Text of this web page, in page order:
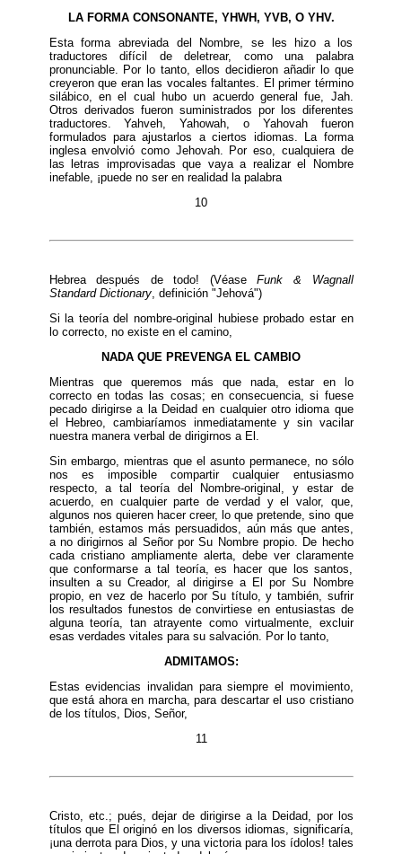
LA FORMA CONSONANTE, YHWH, YVB, O YHV.
Esta forma abreviada del Nombre, se les hizo a los
traductores difícil de deletrear, como una palabra
pronunciable. Por lo tanto, ellos decidieron añadir lo que
creyeron que eran las vocales faltantes. El primer término
silábico, en el cual hubo un acuerdo general fue, Jah.
Otros derivados fueron suministrados por los diferentes
traductores. Yahveh, Yahowah, o Yahovah fueron
formulados para ajustarlos a ciertos idiomas. La forma
inglesa envolvió como Jehovah. Por eso, cualquiera de
las letras improvisadas que vaya a realizar el Nombre
inefable, ¡puede no ser en realidad la palabra
10
Hebrea después de todo! (VéaseFunk & Wagnall
Standard Dictionary, definición "Jehová")
Si la teoría del nombre-original hubiese probado estar en
lo correcto, no existe en el camino,
NADA QUE PREVENGA EL CAMBIO
Mientras que queremos más que nada, estar en lo
correcto en todas las cosas; en consecuencia, si fuese
pecado dirigirse a la Deidad en cualquier otro idioma que
el Hebreo, cambiaríamos inmediatamente y sin vacilar
nuestra manera verbal de dirigirnos a El.
Sin embargo, mientras que el asunto permanece, no sólo
nos es imposible compartir cualquier entusiasmo
respecto, a tal teoría del Nombre-original, y estar de
acuerdo, en cualquier parte de verdad y el valor, que,
algunos nos quieren hacer creer, lo que pretende, sino que
también, estamos más persuadidos, aún más que antes,
a no dirigirnos al Señor por Su Nombre propio. De hecho
cada cristiano ampliamente alerta, debe ver claramente
que conformarse a tal teoría, es hacer que los santos,
insulten a su Creador, al dirigirse a El por Su Nombre
propio, en vez de hacerlo por Su título, y también, sufrir
los resultados funestos de convirtiese en entusiastas de
alguna teoría, tan atrayente como virtualmente, excluir
esas verdades vitales para su salvación. Por lo tanto,
ADMITAMOS:
Estas evidencias invalidan para siempre el movimiento,
que está ahora en marcha, para descartar el uso cristiano
de los títulos, Dios, Señor,
11
Cristo, etc.; pués, dejar de dirigirse a la Deidad, por los
títulos que El originó en los diversos idiomas, significaría,
¡una derrota para Dios, y una victoria para los ídolos! tales